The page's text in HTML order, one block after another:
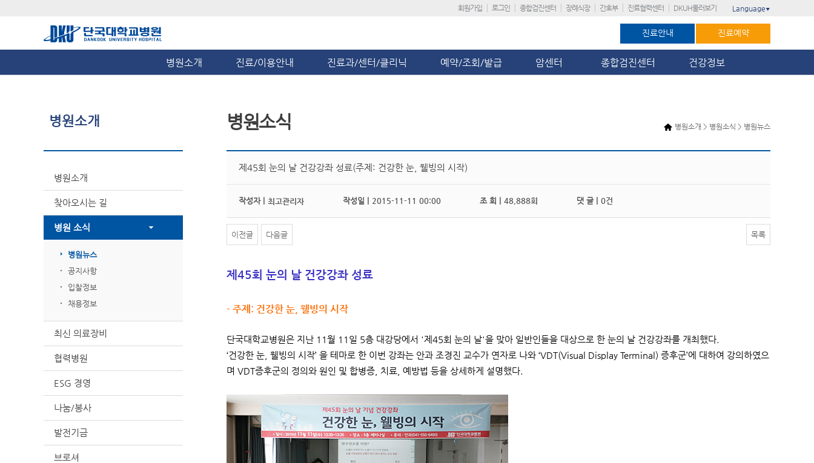
회원가입 로그인 종합검진센터 장례식장 간호부 진료협력센터 DKUH둘러보기 Language ▼
진료안내 진료예약
병원소개 진료/이용안내 진료과/센터/클리닉 예약/조회/발급 암센터 종합검진센터 건강정보
병원소개
병원소개
찾아오시는 길
병원 소식
병원뉴스
공지사항
입찰정보
채용정보
최신 의료장비
협력병원
ESG 경영
나눔/봉사
발전기금
브로셔
병원소개 > 병원소식 > 병원뉴스
병원소식
제45회 눈의 날 건강강좌 성료(주제: 건강한 눈, 웰빙의 시작)
작성자 | 최고관리자 작성일 | 2015-11-11 00:00 조 회 | 48,888회 댓 글 | 0건
이전글 다음글 목록
제45회 눈의 날 건강강좌 성료
- 주제: 건강한 눈, 웰빙의 시작
단국대학교병원은 지난 11월 11일 5층 대강당에서 '제45회 눈의 날'을 맞아 일반인들을 대상으로 한 눈의 날 건강강좌를 개최했다.
‘건강한 눈, 웰빙의 시작’ 을 테마로 한 이번 강좌는 안과 조경진 교수가 연자로 나와 ‘VDT(Visual Display Terminal) 증후군’에 대하여 강의하였으
며 VDT증후군의 정의와 원인 및 합병증, 치료, 예방법 등을 상세하게 설명했다.